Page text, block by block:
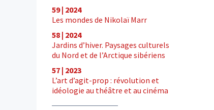
59 | 2024
Les mondes de Nikolaï Marr
58 | 2024
Jardins d’hiver. Paysages culturels
du Nord et de l’Arctique sibériens
57 | 2023
L’art d’agit-prop : révolution et
idéologie au théâtre et au cinéma